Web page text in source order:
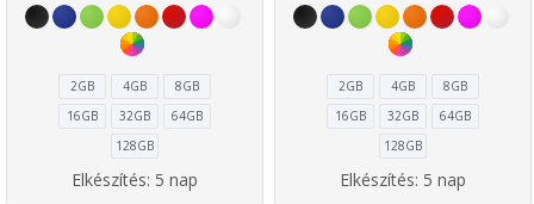
2GB 4GB
8GB
16GB
32GB
64GB
128GB
Elkészítés: 5 nap
2GB 4GB
8GB
16GB
32GB
64GB
128GB
Elkészítés: 5 nap